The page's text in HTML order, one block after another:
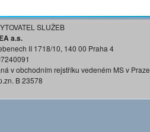
SLUŽEB
a.s.
II 1718/10, 140 00 Praha 4
v obchodním rejstříku vedeném MS v Praze
B 23578